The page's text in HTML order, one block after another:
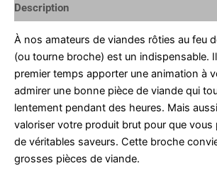
Description
À nos amateurs de viandes rôties au feu
(ou tourne broche) est un indispensable.
premier temps apporter une animation à
admirer une bonne pièce de viande qui
lentement pendant des heures. Mais
valoriser votre produit brut pour que vous
de véritables saveurs. Cette broche
grosses pièces de viande.